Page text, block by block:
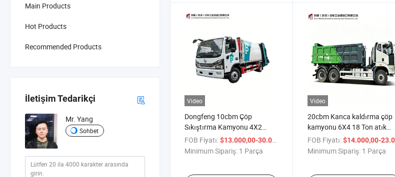
Main Products
Hot Products
Recommended Products
İletişim Tedarikçi
Mr. Yang
Sohbet
Video
Dongfeng 10cbm Çöp
Sıkıştırma Kamyonu 4X2
Afrika Pazarı için Dayanıklı
Atık Toplama Kamyonu
FOB Fiyatı:$13.000,00-30.000,00
/ Parça
Minimum Sipariş: 1 Parça
Video
20cbm Kanca kaldırma çöp
kamyonu 6X4 18 Ton atık
toplama kamyonu Afrika
yolları için dayanıklı,
özelleştirilebilir
FOB Fiyatı: $14.000,00-23.000,00
Minimum Sipariş: 1 Parça